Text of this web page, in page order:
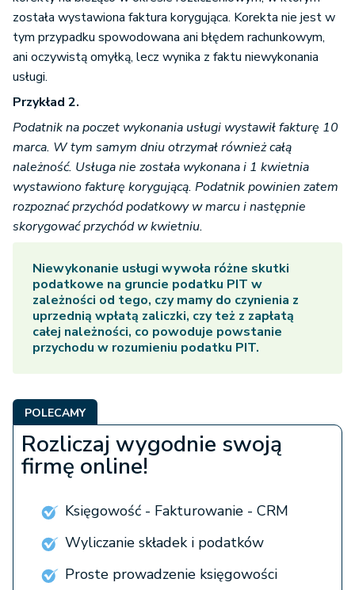
została wystawiona faktura korygująca. Korekta nie jest w
tym przypadku spowodowana ani błędem rachunkowym,
ani oczywistą omyłką, lecz wynika z faktu niewykonania
usługi.
Przykład 2.
Podatnik na poczet wykonania usługi wystawił fakturę 10
marca. W tym samym dniu otrzymał również całą
należność. Usługa nie została wykonana i 1 kwietnia
wystawiono fakturę korygującą. Podatnik powinien zatem
rozpoznać przychód podatkowy w marcu i następnie
skorygować przychód w kwietniu.
Niewykonanie usługi wywoła różne skutki
podatkowe na gruncie podatku PIT w
zależności od tego, czy mamy do czynienia z
uprzednią wpłatą zaliczki, czy też z zapłatą
całej należności, co powoduje powstanie
przychodu w rozumieniu podatku PIT.
POLECAMY
Rozliczaj wygodnie swoją
firmę online!
Księgowość - Fakturowanie - CRM
Wyliczanie składek i podatków
Proste prowadzenie księgowości